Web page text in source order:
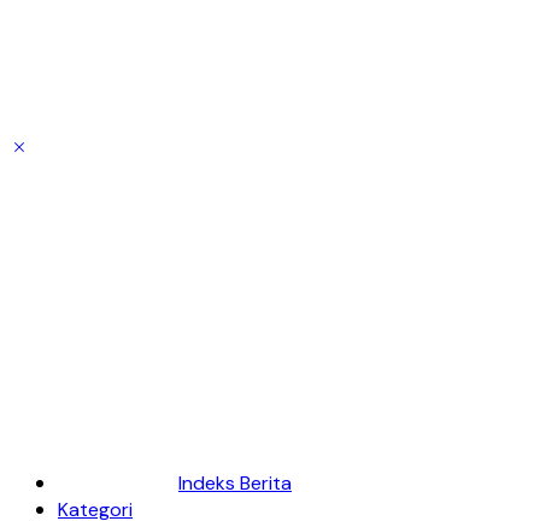
Indeks Berita
Kategori